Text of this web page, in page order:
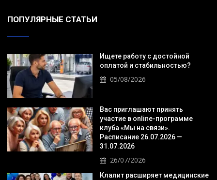
ПОПУЛЯРНЫЕ СТАТЬИ
Ищете работу с достойной
оплатой и стабильностью?
05/08/2026
Вас приглашают принять
участие в online-программе
клуба «Мы на связи».
Расписание 26.07.2026 —
31.07.2026
26/07/2026
Клалит расширяет медицинские